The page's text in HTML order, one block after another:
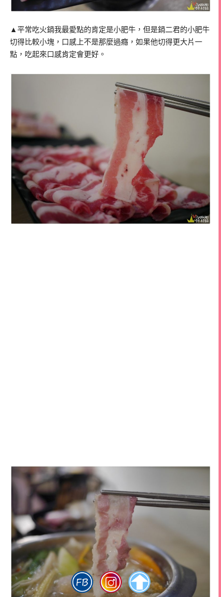
▲平常吃火鍋我最愛點的肯定是小肥牛，但是鍋二君的小肥牛
切得比較小塊，口感上不是那麼過癮，如果他切得更大片一
點，吃起來口感肯定會更好。